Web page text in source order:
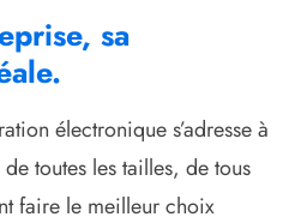
sa
électronique s’adresse à
toutes les tailles, de tous
faire le meilleur choix